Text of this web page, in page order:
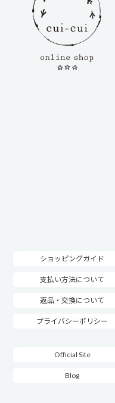
ショッピングガイド
支払い方法について
返品・交換について
プライバシーポリシー
Official Site
Blog